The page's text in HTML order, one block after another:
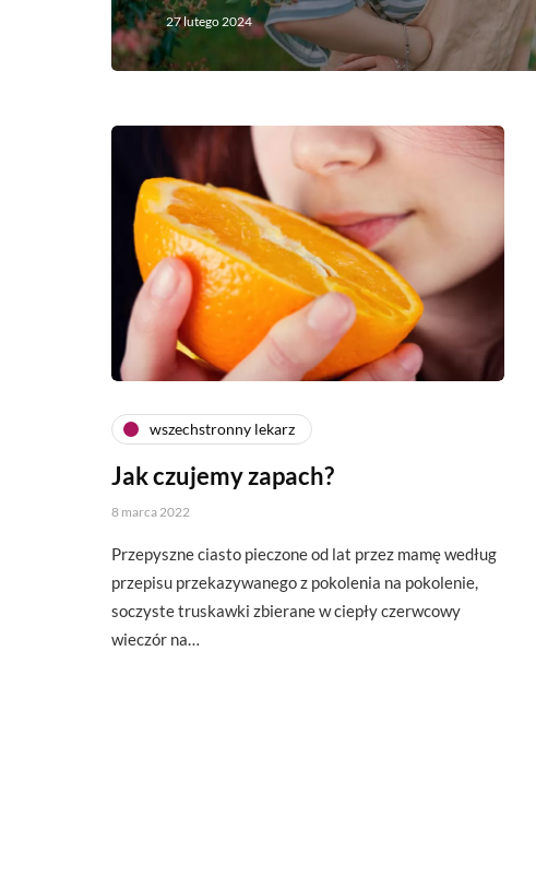
27 lutego 2024
wszechstronny lekarz
Jak czujemy zapach?
8 marca 2022
Przepyszne ciasto pieczone od lat przez mamę według
przepisu przekazywanego z pokolenia na pokolenie,
soczyste truskawki zbierane w ciepły czerwcowy
wieczór na…